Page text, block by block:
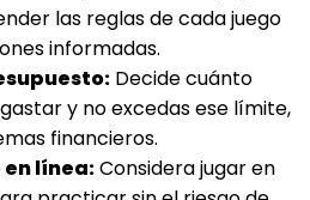
las reglas de cada juego
informadas.
Decide cuánto
y no excedas ese límite,
financieros.
línea:Considera jugar en